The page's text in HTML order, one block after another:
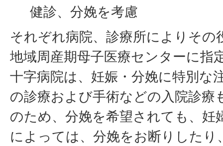
健診、分娩を考慮
それぞれ病院、診療所によりその
地域周産期母子医療センターに指
十字病院は、妊娠・分娩に特別な
の診療および手術などの入院診療
のため、分娩を希望されても、妊
によっては、分娩をお断りしたり